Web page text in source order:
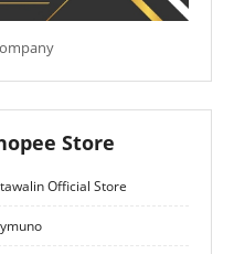
Store
Official Store